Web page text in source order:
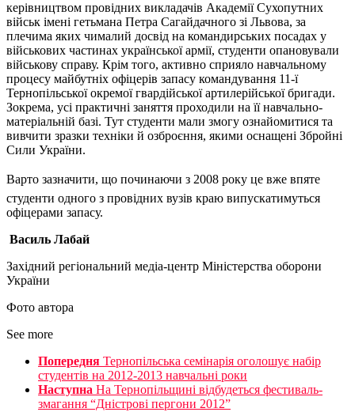
керівництвом провідних викладачів Академії Сухопутних
військ імені гетьмана Петра Сагайдачного зі Львова, за
плечима яких чималий досвід на командирських посадах у
військових частинах української армії, студенти опановували
військову справу. Крім того, активно сприяло навчальному
процесу майбутніх офіцерів запасу командування 11-ї
Тернопільської окремої гвардійської артилерійської бригади.
Зокрема, усі практичні заняття проходили на її навчально-
матеріальній базі. Тут студенти мали змогу ознайомитися та
вивчити зразки техніки й озброєння, якими оснащені Збройні
Сили України.
Варто зазначити, що починаючи з 2008 року це вже впяте
студенти одного з провідних вузів краю випускатимуться
офіцерами запасу.
Василь Лабай
Західний регіональний медіа-центр Міністерства оборони
України
Фото автора
See more
Попередня Тернопільська семінарія оголошує набір
студентів на 2012-2013 навчальні роки
Наступна На Тернопільщині відбудеться фестиваль-
змагання “Дністрові пергони 2012”